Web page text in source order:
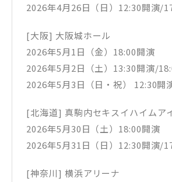
2026年4月26日（日）12:30開演/
[大阪] 大阪城ホール
2026年5月1日（金）18:00開演
2026年5月2日（土）13:30開演/
2026年5月3日（日・祝） 12:30開
[北海道] 真駒内セキスイハイムア
2026年5月30日（土）18:00開演
2026年5月31日（日）12:30開演/
[神奈川] 横浜アリーナ